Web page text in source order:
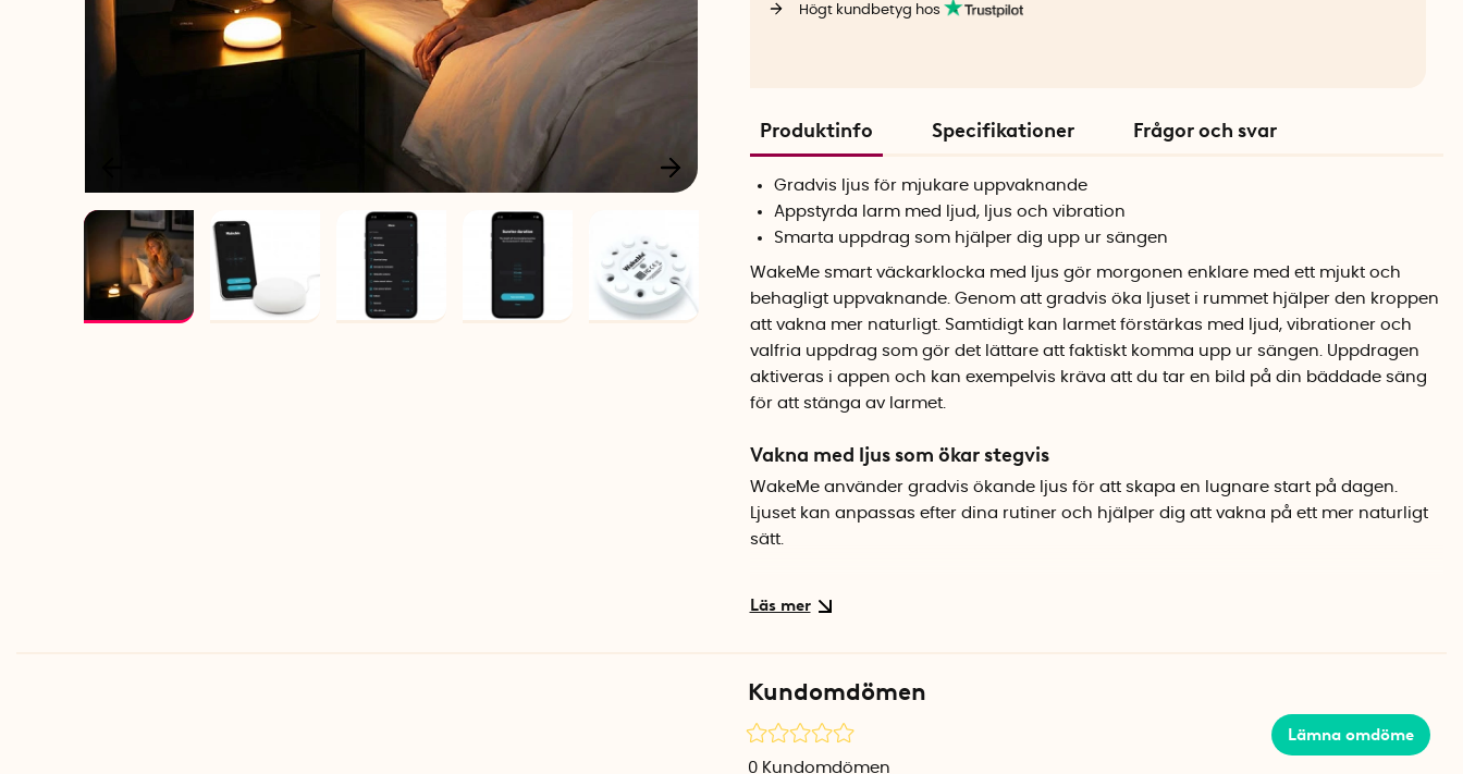
Högt kundbetyg hos
Produktinfo Specifikationer Frågor och svar
Gradvis ljus för mjukare uppvaknande
Appstyrda larm med ljud, ljus och vibration
Smarta uppdrag som hjälper dig upp ur sängen
WakeMe smart väckarklocka med ljus gör morgonen enklare med ett mjukt och
behagligt uppvaknande. Genom att gradvis öka ljuset i rummet hjälper den kroppen
att vakna mer naturligt. Samtidigt kan larmet förstärkas med ljud, vibrationer och
valfria uppdrag som gör det lättare att faktiskt komma upp ur sängen. Uppdragen
aktiveras i appen och kan exempelvis kräva att du tar en bild på din bäddade säng
för att stänga av larmet.
Vakna med ljus som ökar stegvis
WakeMe använder gradvis ökande ljus för att skapa en lugnare start på dagen.
Ljuset kan anpassas efter dina rutiner och hjälper dig att vakna på ett mer naturligt
sätt.
Extra hjälp med uppdrag
För dig som ofta snoozar finns möjlighet att aktivera uppdrag. Det kan ge en extra
Kundomdömen
Lämna omdöme
0 Kundomdömen